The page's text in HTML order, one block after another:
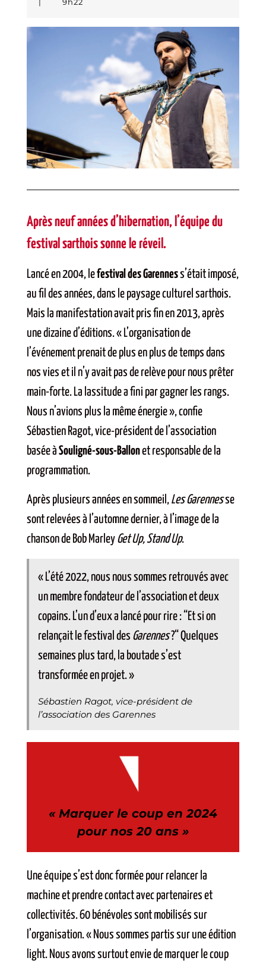
Après neuf années d’hibernation, l’équipe du
festival sarthois sonne le réveil.
Lancé en 2004, lefestival des Garenness’était imposé,
au fil des années, dans le paysage culturel sarthois.
Mais la manifestation avait pris fin en 2013, après
une dizaine d’éditions. « L’organisation de
l’événement prenait de plus en plus de temps dans
nos vies et il n’y avait pas de relève pour nous prêter
main-forte. La lassitude a fini par gagner les rangs.
Nous n’avions plus la même énergie », confie
Sébastien Ragot, vice-président de l’association
basée à Souligné-sous-Ballonet responsable de la
programmation.
Après plusieurs années en sommeil, Les Garennesse
sont relevées à l’automne dernier, à l’image de la
chanson de Bob Marley Get Up, Stand Up.
« L’été 2022, nous nous sommes retrouvés avec
un membre fondateur de l’association et deux
copains. L’un d’eux a lancé pour rire : “Et si on
relançait le festival des Garennes?“ Quelques
semaines plus tard, la boutade s’est
transformée en projet. »
Sébastien Ragot, vice-président de
l’association des Garennes
« Marquer le coup en 2024
pour nos 20 ans »
Une équipe s’est donc formée pour relancer la
machine et prendre contact avec partenaires et
collectivités. 60 bénévoles sont mobilisés sur
l’organisation. « Nous sommes partis sur une édition
light. Nous avons surtout envie de marquer le coup